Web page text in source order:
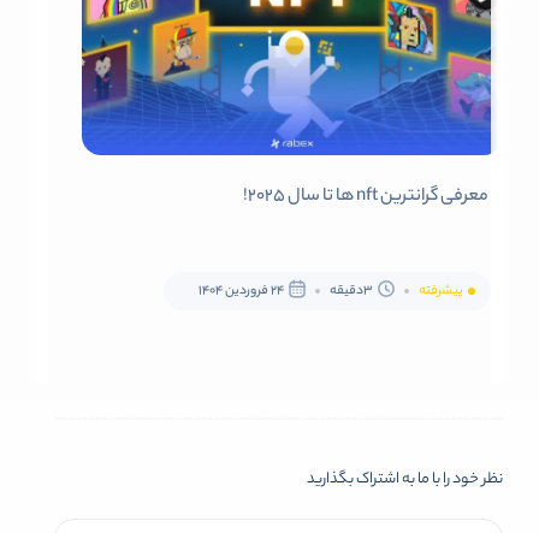
معرفی گرانترین nft ها تا سال ۲۰۲۵!
پیشرفته 3دقیقه 24 فروردین 1404
نظر خود را با ما به اشتراک بگذارید